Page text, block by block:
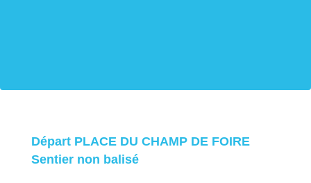
Départ PLACE DU CHAMP DE FOIRE
Sentier non balisé